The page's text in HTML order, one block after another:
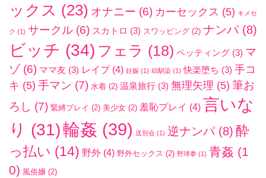
ックス (23) オナニー (6) カーセックス (5) キメセ
ク (1) サークル (6) スカトロ (3) スワッピング (2) ナンパ(8)
ビッチ (34) フェラ (18) ペッティング (3) マ
ゾ(6) ママ友 (3) レイプ(4) 妊娠 (1) 幼馴染 (1) 快楽堕ち (3) 手コ
キ (5) 手マン (7) 水着 (2) 温泉旅行 (3) 無理矢理 (5) 筆お
ろし (7) 緊縛プレイ (2) 美少女 (2) 羞恥プレイ (4) 言いな
り (31)輪姦 (39) 送別会 (1) 逆ナンパ(8) 酔
っ払い (14) 野外 (4) 野外セックス (2) 野球拳 (1) 青姦 (1
0) 風俗嬢 (2)